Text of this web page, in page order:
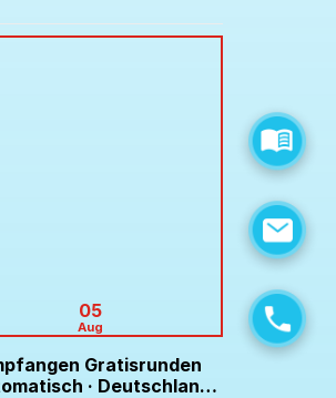
Online Casino
05
Aug
Gratisrunden
· Deutschland